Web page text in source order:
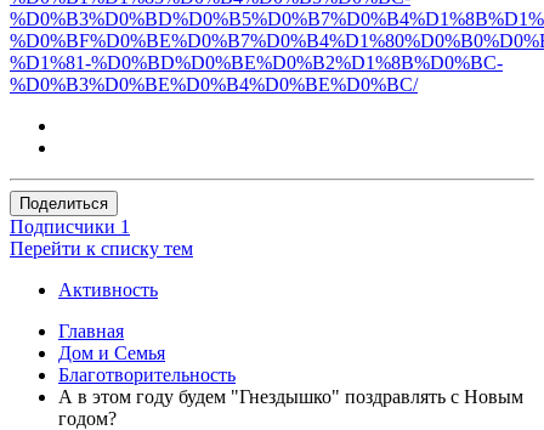
%D1%81-%D0%BD%D0%BE%D0%B2%D1%8B%D0%BC-
%D0%B3%D0%BE%D0%B4%D0%BE%D0%BC/
Поделиться
Подписчики 1
Перейти к списку тем
Активность
Главная
Дом и Семья
Благотворительность
А в этом году будем "Гнездышко" поздравлять с Новым
годом?